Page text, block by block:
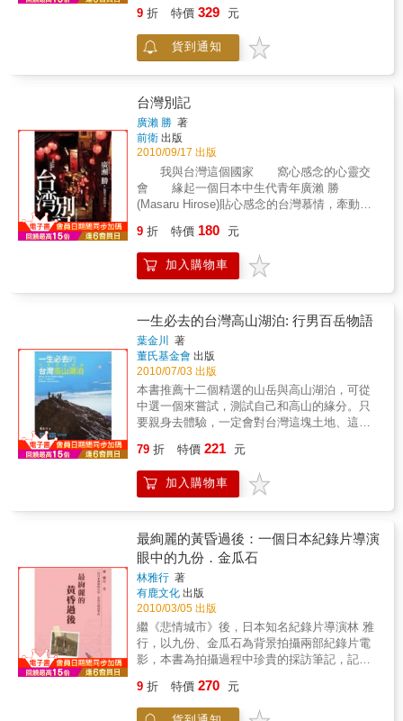
東一個人搭著公車悠晃，四處瀏覽，也能找出
平時未見的小確幸。定點閒晃：在烏龍茶的故
鄉鹿谷採茶製茶喝茶、在芒果的故鄉玉井吃芒
果冰，果然是最棒的。本書特色◎搭配日本知
全彩呈現。◎因為採訪工作的關係，比臺灣遊
客更容易接觸到關鍵人物，因此比一般遊記更
為深入。
界定，如果想要一輩子擁有，就要盡己所能地
FACEBOOK六千粉絲同聲按讚！全呆丸人熱血
推薦！★ 隨書附贈「新竹尖石峇里森林溫泉渡
假村」之愛呆丸優惠券！★ 封面之書名標準字
認真愛呆丸！這不是環島遊記，卻誠懇地走在
熟悉的生活的角落！這沒有文化交流的包袱，
卻有著法果仁對島嶼的美好見證！這絕非浪漫
的愛情故事，卻以兩倍的力量與勇氣，一起愛
呆丸！四年前，他們在中國麗江碰面，進而一
起旅行；三年前，因流浪而讓彼此成為情人。
TOBY：「很多時候我們其實也會規劃一些路
的人事物，流浪的過程便不在自己當初所想的
計畫裡了。」他們擁有相同的流浪的靈魂，而
結婚不是最後的終點，他們手上有的不是萬貫
一起的。S大叔：「我沒想到我會喜歡台灣，老
實說我以前更是聽都沒聽過台灣，但人卻在台
灣住下來。這裡給予我的不是驚喜，而是生活
裡的小故事，漸漸打動人心，讓人不知不覺就
留在台灣了。」
你一窺你所不知道的台灣作者Nick是加拿大
人，我們想像中的老外，也是我們想像以外的
龐克！書中您將看到Nick是那個迷路時會在街
鼻子、毛手臂、臉部表情誇張的Nick，我連坐
在捷運裡都是滿身大汗。我是那個會拿著啤酒
在街上走的人。同時，我也是那個可能會被你
或你的朋友們要求擺姿勢照相的外國人。當計
程車司機詢問我對台灣的看法時，我更是那個
詞不達意的外國人。於是，Nick寫了這本書更
完整地來回答這些問題。另一方面，因為在
Nick生長的西方國家，與台灣的文化大不相
同。在書中您將看到他提出的觀點，也許，你
盡量以客觀的角度來描繪他眼中所愛的台灣，
並且真誠而幽默地表達他的想法，或許讀者還
是會看到Nick詞不達意的外國人影子穿梭其
您們大概能體會或認同Nick在書中所提到的許
多內容，當然，也可能不認同某些部份。但對
於任何一位非台灣人的外國人，且想要嘗試另
一種生活方式的人來說，這本書提供了一扇
窗，只要你推開它，它就是另一個有趣的世
界。倘若你從未到過台灣或亞洲其它地區，那
麼，我希望書中的文字與圖片能夠帶著你一起
旅。
9 折 特價 329 元
貨到通知
台灣別記
廣瀨 勝 著
前衛 出版
2010/09/17 出版
我與台灣這個國家 窩心感念的心靈交
會 緣起一個日本中生代青年廣瀨 勝
(Masaru Hirose)貼心感念的台灣慕情，牽動他
因著多次台灣「出張」的實地踏訪經驗，他敏
銳感受到「親切感」、「笑顏」、「虔誠心」
……這些台灣人自己感覺稀鬆平常的特質，卻
闆、台灣料理、台灣茶、台灣風景……台灣的
一切，都帶給他深深的美妙共鳴，即使連賣彈
珠汽水的少年的一句「阿里阿多」也讓他念念
不忘，感動莫名。一次又一次，他和台灣有著
窩心的心靈交會，因此也更熱切思探關乎台灣
的人與人、文化、歷史的風貌。加之他有近兩
年中國日商的第一線接觸，讓他更能實質比較
台灣與中國的民間社會及官僚生態的差異，並
以滾燙的熱情祝禱台灣的未來……對他來說，
度」！
9 折 特價 180 元
加入購物車
一生必去的台灣高山湖泊: 行男百岳物語
葉金川
著
董氏基金會 出版
2010/07/03 出版
本書推薦十二個精選的山岳與高山湖泊，可從
中選一個來嘗試，測試自己和高山的緣分。只
要親身去體驗，一定會對台灣這塊土地、這個
上任何一個地方都美。
79 折 特價 221 元
加入購物車
最絢麗的黃昏過後：一個日本紀錄片導演
眼中的九份．金瓜石
林雅行 著
有鹿文化 出版
2010/03/05 出版
繼《悲情城市》後，日本知名紀錄片導演林 雅
行，以九份、金瓜石為背景拍攝兩部紀錄片電
影，本書為拍攝過程中珍貴的採訪筆記，記錄
風光，是他「著滿懷的愛情，獻給隔鄰親切台
灣人的一本書」。‧書中收錄珍貴的日治時期老
9 折 特價 270 元